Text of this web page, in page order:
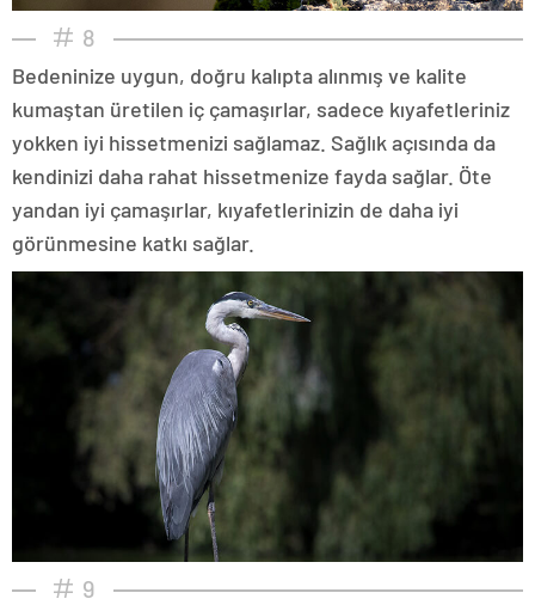
8
Bedeninize uygun, doğru kalıpta alınmış ve kalite
kumaştan üretilen iç çamaşırlar, sadece kıyafetleriniz
yokken iyi hissetmenizi sağlamaz. Sağlık açısında da
kendinizi daha rahat hissetmenize fayda sağlar. Öte
yandan iyi çamaşırlar, kıyafetlerinizin de daha iyi
görünmesine katkı sağlar.
9